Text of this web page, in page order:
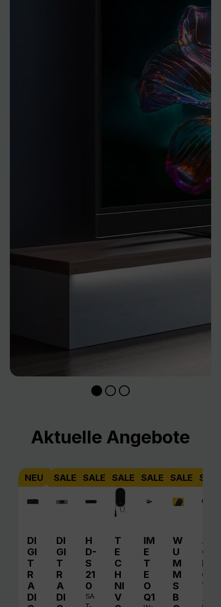
Produktgalerie überspringen
Aktuelle Angebote
NEU
DI
GI
T
R
A
DI
SALE
DI
GI
T
R
A
DI
SALE
H
D-
S
21
0
SA
SALE
T
E
C
H
NI
V
SALE
IM
E
T
E
O
Q1
SALE
W
U
M
M
S
B
A
QI
N
O
V
A